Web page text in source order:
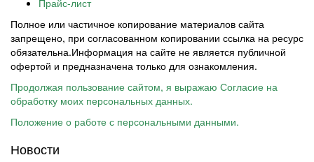
Прайс-лист
Полное или частичное копирование материалов сайта
запрещено, при согласованном копировании ссылка на ресурс
обязательна.Информация на сайте не является публичной
офертой и предназначена только для ознакомления.
Продолжая пользование сайтом, я выражаю Согласие на
обработку моих персональных данных.
Положение о работе с персональными данными.
Новости